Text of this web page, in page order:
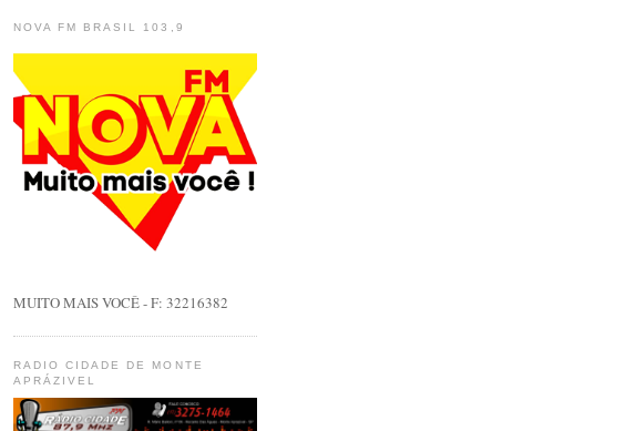
NOVA FM BRASIL 103,9
MUITO MAIS VOCÊ - F: 32216382
RADIO CIDADE DE MONTE
APRÁZIVEL